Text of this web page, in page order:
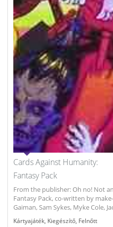
Cards Against Humanity:
Fantasy Pack
From the publisher: Oh no! Not
Fantasy Pack, co-written by
Gaiman, Sam Sykes, Myke Cole,
Kártyajáték Kiegészítő Felnőtt